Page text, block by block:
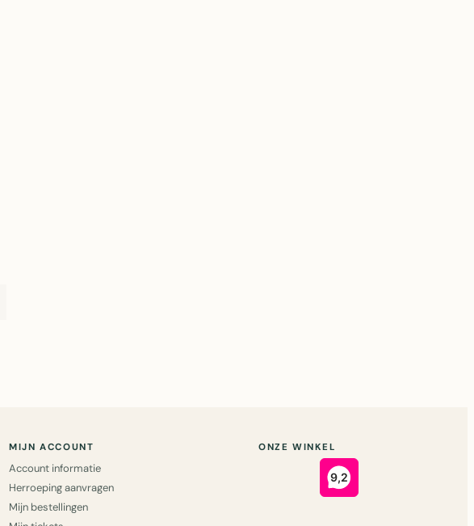
MIJN ACCOUNT
Account informatie
Herroeping aanvragen
Mijn bestellingen
ONZE WINKEL